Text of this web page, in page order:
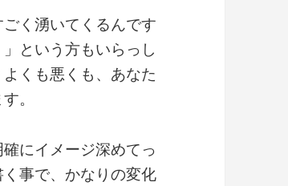
く湧いてくるんです
という方もいらっし
くも悪くも、あなた
。
にイメージ深めてっ
事で、かなりの変化